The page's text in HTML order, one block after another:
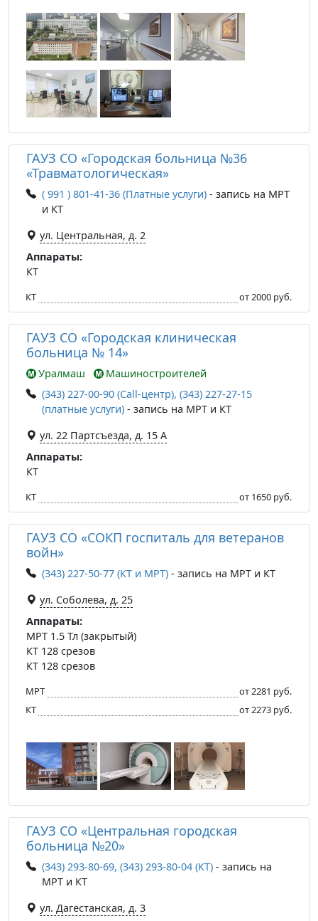
ГАУЗ СО «Городская больница №36
«Травматологическая»
( 991 ) 801-41-36 (Платные услуги) - запись на МРТ
и КТ
ул. Центральная, д. 2
Аппараты:
КТ
КТ от 2000 руб.
ГАУЗ СО «Городская клиническая
больница № 14»
Уралмаш
Машиностроителей
(343) 227-00-90 (Call-центр), (343) 227-27-15
(платные услуги) - запись на МРТ и КТ
ул. 22 Партсъезда, д. 15 А
Аппараты:
КТ
КТ от 1650 руб.
ГАУЗ СО «СОКП госпиталь для ветеранов
войн»
(343) 227-50-77 (КТ и МРТ) - запись на МРТ и КТ
ул. Соболева, д. 25
Аппараты:
МРТ 1.5 Тл (закрытый)
КТ 128 срезов
КТ 128 срезов
МРТ
от 2281 руб.
КТ
от 2273 руб.
ГАУЗ СО «Центральная городская
больница №20»
(343) 293-80-69, (343) 293-80-04 (КТ) - запись на
МРТ и КТ
ул. Дагестанская, д. 3